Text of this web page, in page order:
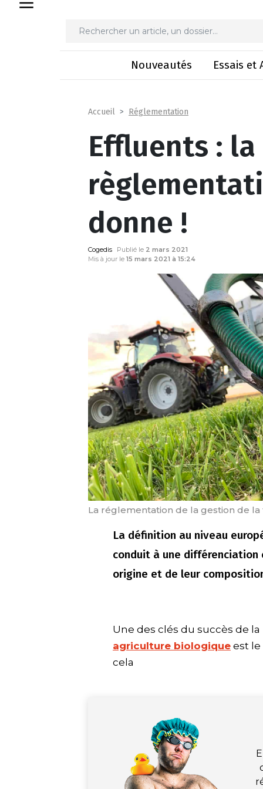
Nouveautés Essais et
Accueil Réglementation
Effluents :
donne !
Cogedis Publié le 2 mars 2021
Mis à jour le 15 mars 2021 à 15:24
La réglementation de la gestion de
La définition au niveau
conduit à une
origine et de leur
Une des clés du succès de la
agriculture biologique est
cela